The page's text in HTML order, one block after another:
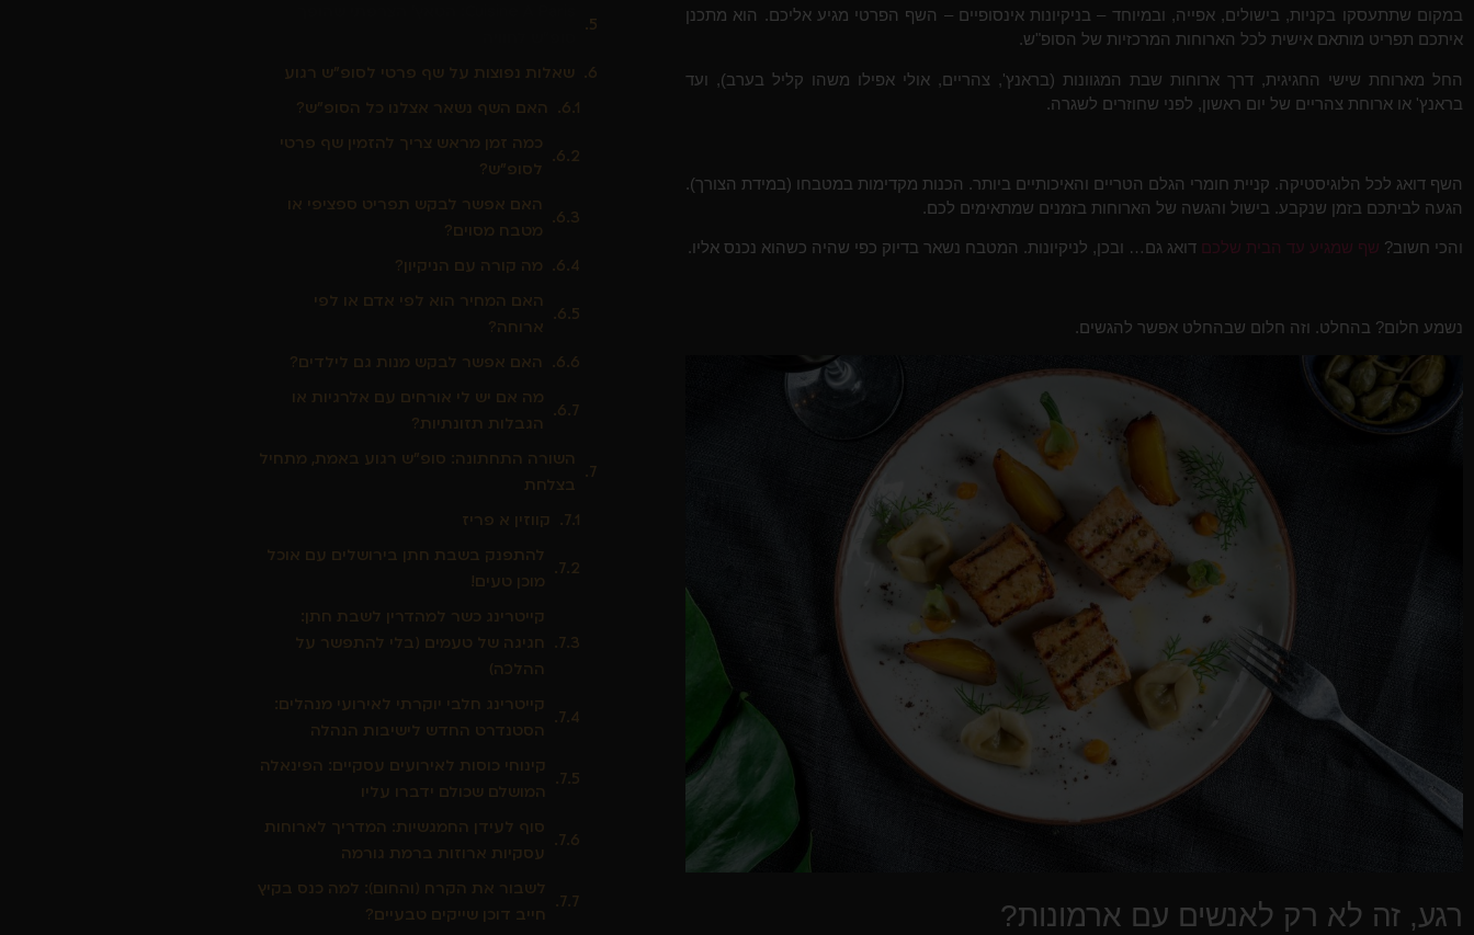
במקום שתתעסקו בקניות, בישולים, אפייה, ובמיוחד – בניקיונות אינסופיים – השף הפרטי מגיע אליכם. הוא מתכנן
איתכם תפריט מותאם אישית לכל הארוחות המרכזיות של הסופ"ש.
החל מארוחת שישי החגיגית, דרך ארוחות שבת המגוונות (בראנץ', צהריים, אולי אפילו משהו קליל בערב), ועד
בראנץ' או ארוחת צהריים של יום ראשון, לפני שחוזרים לשגרה.
השף דואג לכל הלוגיסטיקה. קניית חומרי הגלם הטריים והאיכותיים ביותר. הכנות מקדימות במטבחו (במידת הצורך).
הגעה לביתכם בזמן שנקבע. בישול והגשה של הארוחות בזמנים שמתאימים לכם.
והכי חשוב? שף שמגיע עד הבית שלכם דואג גם… ובכן, לניקיונות. המטבח נשאר בדיוק כפי שהיה כשהוא נכנס אליו.
נשמע חלום? בהחלט. וזה חלום שבהחלט אפשר להגשים.
רגע, זה לא רק לאנשים עם ארמונות?
שאלות נפוצות על שף פרטי לסופ"ש רגוע
האם השף נשאר אצלנו כל הסופ"ש?
כמה זמן מראש צריך להזמין שף פרטי
לסופ"ש?
האם אפשר לבקש תפריט ספציפי או
מטבח מסוים?
מה קורה עם הניקיון?
האם המחיר הוא לפי אדם או לפי
ארוחה?
האם אפשר לבקש מנות גם לילדים?
מה אם יש לי אורחים עם אלרגיות או
הגבלות תזונתיות?
השורה התחתונה: סופ"ש רגוע באמת, מתחיל
בצלחת
קווזין א פריז
להתפנק בשבת חתן בירושלים עם אוכל
מוכן טעים!
קייטרינג כשר למהדרין לשבת חתן:
חגיגה של טעמים (בלי להתפשר על
ההלכה)
קייטרינג חלבי יוקרתי לאירועי מנהלים:
הסטנדרט החדש לישיבות הנהלה
קינוחי כוסות לאירועים עסקיים: הפינאלה
המושלם שכולם ידברו עליו
סוף לעידן החמגשיות: המדריך לארוחות
עסקיות ארוזות ברמת גורמה
לשבור את הקרח (והחום): למה כנס בקיץ
חייב דוכן שייקים טבעיים?